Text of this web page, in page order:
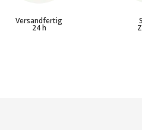
Versandfertig
24 h